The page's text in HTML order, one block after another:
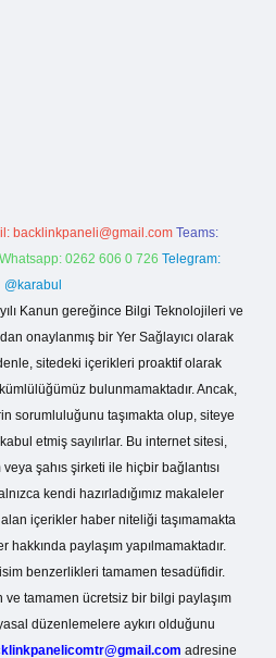
backlinkpaneli@gmail.com Teams:
Whatsapp: 0262 606 0 726 Telegram:
@karabul
Kanun gereğince Bilgi Teknolojileri ve
onaylanmış bir Yer Sağlayıcı olarak
sitedeki içerikleri proaktif olarak
bulunmamaktadır. Ancak,
sorumluluğunu taşımakta olup, siteye
etmiş sayılırlar. Bu internet sitesi,
şahıs şirketi ile hiçbir bağlantısı
kendi hazırladığımız makaleler
içerikler haber niteliği taşımamakta
paylaşım yapılmamaktadır.
benzerlikleri tamamen tesadüfidir.
ve tamamen ücretsiz bir bilgi paylaşım
düzenlemelere aykırı olduğunu
adresine